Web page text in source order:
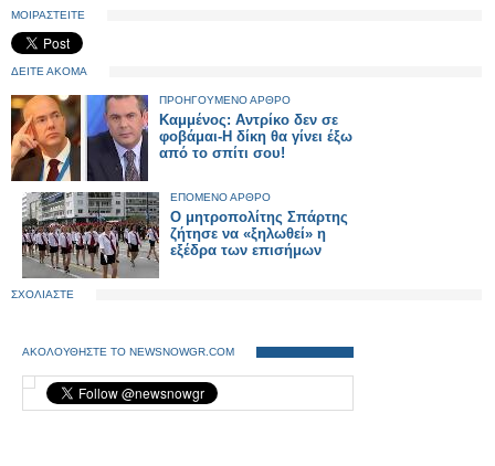
ΜΟΙΡΑΣΤΕΙΤΕ
ΔΕΙΤΕ ΑΚΟΜΑ
ΠΡΟΗΓΟΥΜΕΝΟ ΑΡΘΡΟ
Καμμένος: Αντρίκο δεν σε
φοβάμαι-Η δίκη θα γίνει έξω
από το σπίτι σου!
ΕΠΟΜΕΝΟ ΑΡΘΡΟ
Ο μητροπολίτης Σπάρτης
ζήτησε να «ξηλωθεί» η
εξέδρα των επισήμων
ΣΧΟΛΙΑΣΤΕ
ΑΚΟΛΟΥΘΗΣΤΕ ΤΟ NEWSNOWGR.COM